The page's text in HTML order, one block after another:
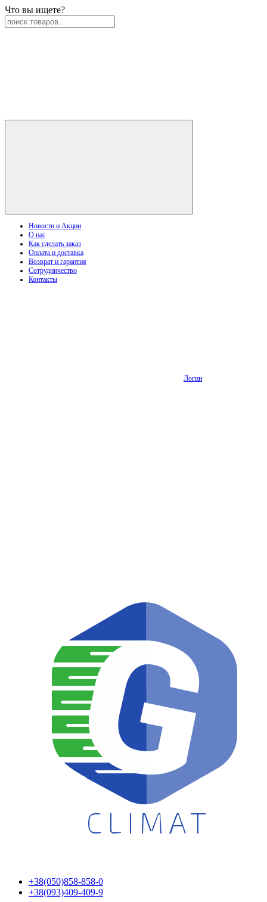
Что вы ищете?
Новости и Акции
О нас
Как сделать заказ
Оплата и доставка
Возврат и гарантия
Сотрудничество
Контакты
Логин
+38(050)858-858-0
+38(093)409-409-9